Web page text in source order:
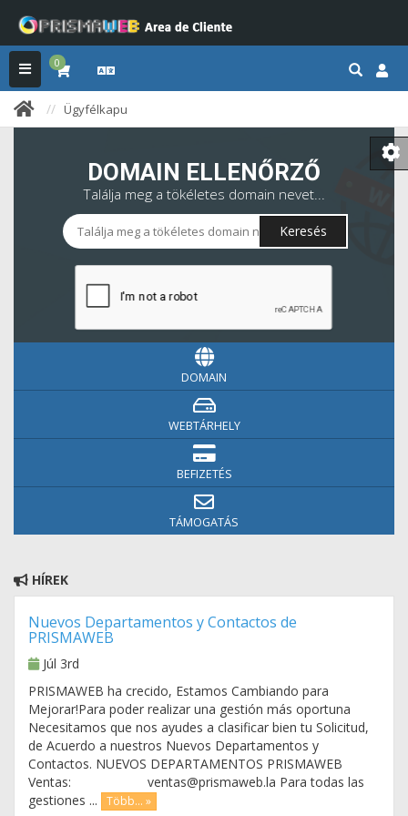
0
Ügyfélkapu
DOMAIN ELLENŐRZŐ
Találja meg a tökéletes domain nevet...
Keresés
DOMAIN
WEBTÁRHELY
BEFIZETÉS
TÁMOGATÁS
HÍREK
Nuevos Departamentos y Contactos de
PRISMAWEB
Júl 3rd
PRISMAWEB ha crecido, Estamos Cambiando para
Mejorar!Para poder realizar una gestión más oportuna
Necesitamos que nos ayudes a clasificar bien tu Solicitud,
de Acuerdo a nuestros Nuevos Departamentos y
Contactos. NUEVOS DEPARTAMENTOS PRISMAWEB
Ventas: ventas@prismaweb.la Para todas las
gestiones ...
Több... »